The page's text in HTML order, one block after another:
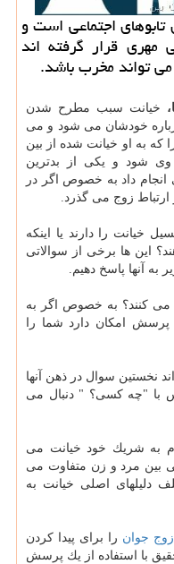
اجتماعی است و
مهری قرار گرفته اند
تواند مخرب باشد.
خیانت سبب مطرح شدن
خودشان می شود و می
كه به او خیانت شده از بین
وی شود و یكی از بدترین
داد به خصوص اگر در
زوج می گذرد.
خیانت را دارند یا اینكه
این ها برخی از سوالاتی
به آنها پاسخ دهیم.
كنند؟ به خصوص اگر به
پرسش امكان دارد شما را
نخستین سوال در ذهن آنها
با "چه كسی؟ " دنبال می
به شریك خود خیانت می
بین مرد و زن متفاوت می
دلیلهای اصلی خیانت به
زوج جوان را برای پیدا كردن
با استفاده از یك پرسش